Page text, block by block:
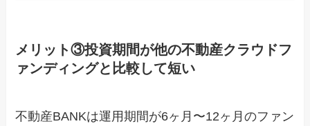
メリット③投資期間が他の不動産クラウドフ
ァンディングと比較して短い
不動産BANKは運用期間が6ヶ月〜12ヶ月のファン